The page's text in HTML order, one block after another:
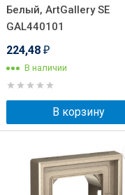
Белый, ArtGallery SE
GAL440101
224,48 ₽
В наличии
В корзину